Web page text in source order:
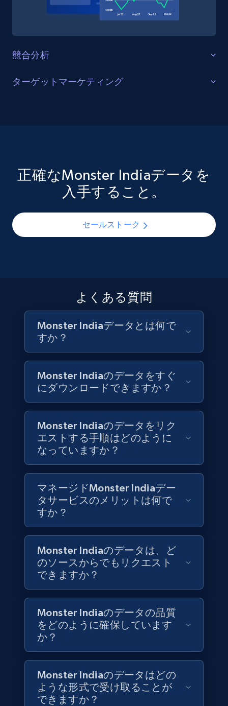
rating object, Product rating max, Rating,
TikTok - Posts
URL, Post id, Description, Create time, Digg
count, and more.
Facebook - Pages Posts by Profile URL
URL, Post id, User url, User username raw,
Content, Date posted, Hashtags, Num
comments, and more.
Social media
6.6K+ 629+ 今すぐ購入
Indeed job listings information
Jobid, Company name, Date posted parsed, Job
title, Description text, Benefits, Qualifications,
Job type, and more.
Business
6.5K+ 761+
Companies information enriched dataset
URL, ID lc, Name lc, Country code lc, Locations
lc, Followers lc, Employees in linkedin lc, About
lc, and more.
Business 強化された
競合分析
改善された戦略
お問い合わせ
ターゲットマーケティング
関心のある候補者リストを作成、ターゲットを絞った
マーケティングキャンペーンや広告戦略を構築し、適
切なメッセージを適切なタイミングで適切な人材に届
お問い合わせ
正確なMonster Indiaデータを
入手すること。
セールストーク
よくある質問
Monster Indiaデータとは何で
すか？
Monster Indiaのデータをすぐ
にダウンロードできますか？
Monster Indiaのデータをリク
エストする手順はどのように
なっていますか？
マネージドMonster Indiaデー
タサービスのメリットは何で
すか？
Monster Indiaのデータは、ど
のソースからでもリクエスト
できますか？
Monster Indiaのデータの品質
をどのように確保しています
か？
Monster Indiaのデータはどの
ような形式で受け取ることが
できますか？